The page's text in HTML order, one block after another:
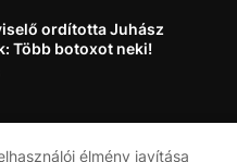
ordította Juhász
Több botoxot neki!
élmény javítása